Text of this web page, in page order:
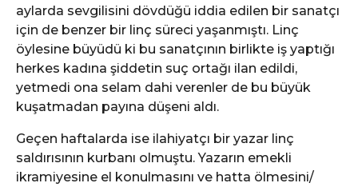
aylarda sevgilisini dövdüğü iddia edilen bir sanatçı
için de benzer bir linç süreci yaşanmıştı. Linç
öylesine büyüdü ki bu sanatçının birlikte iş yaptığı
herkes kadına şiddetin suç ortağı ilan edildi,
yetmedi ona selam dahi verenler de bu büyük
kuşatmadan payına düşeni aldı.
Geçen haftalarda ise ilahiyatçı bir yazar linç
saldırısının kurbanı olmuştu. Yazarın emekli
ikramiyesine el konulmasını ve hatta ölmesini/